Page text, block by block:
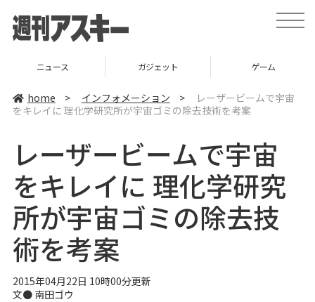
t
o
a
v
ニュース ガジェット ゲーム
home > インフォメーション >
レーザービームで宇宙
をキレイに 理化学研究所が宇宙ゴミの除去技術を考案
レーザービームで宇宙
をキレイに 理化学研究
所が宇宙ゴミの除去技
術を考案
2015年04月22日 10時00分更新
文● 南田ゴウ